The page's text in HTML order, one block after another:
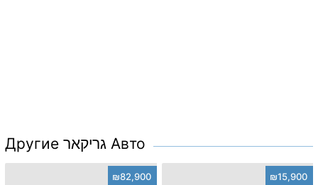
Другие גריקאר Авто
₪82,900 ₪15,900